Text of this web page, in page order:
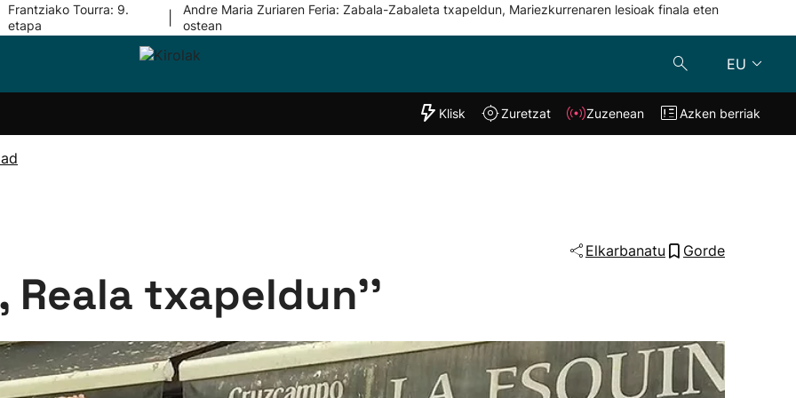
Frantziako Tourra: 9.
etapa
Andre Maria Zuriaren Feria: Zabala-Zabaleta txapeldun, Mariezkurrenaren lesioak finala eten
ostean
EU
Taldeak
"Helmuga"
Klisk Zuzenean
Klisk Zuretzat Zuzenean Azken berriak
Elkarbanatu Gorde
Reala txapeldun''